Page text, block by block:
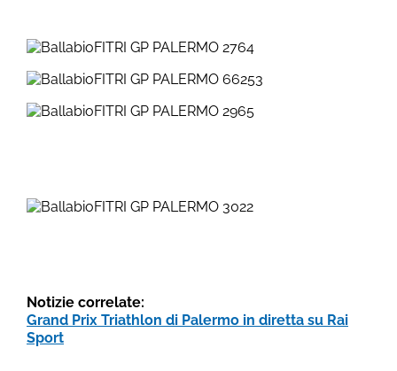
Notizie correlate:
Grand Prix Triathlon di Palermo in diretta su Rai
Sport